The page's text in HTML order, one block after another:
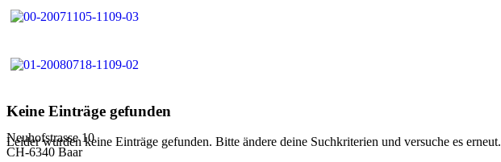
Keine Einträge gefunden
Leider wurden keine Einträge gefunden. Bitte ändere deine Suchkriterien und versuche es erneut.
Neuhofstrasse 10
CH-6340 Baar